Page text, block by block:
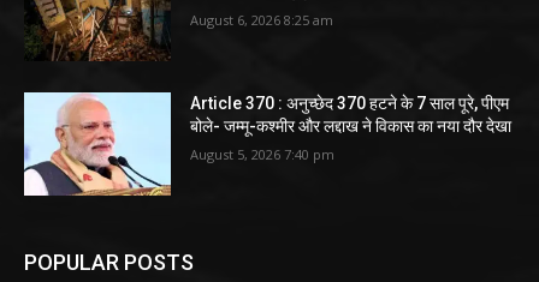
August 6, 2026 8:25 am
Article 370 : अनुच्छेद 370 हटने के 7 साल पूरे, पीएम
बोले- जम्मू-कश्मीर और लद्दाख ने विकास का नया दौर देखा
August 5, 2026 7:40 pm
POPULAR POSTS